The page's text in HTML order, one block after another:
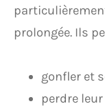
prolongée. Ils
gonfler et
perdre